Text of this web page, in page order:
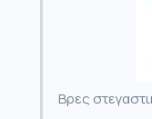
Βρες